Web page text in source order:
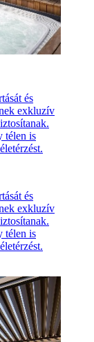
és
exkluzív
télen is
és
exkluzív
télen is